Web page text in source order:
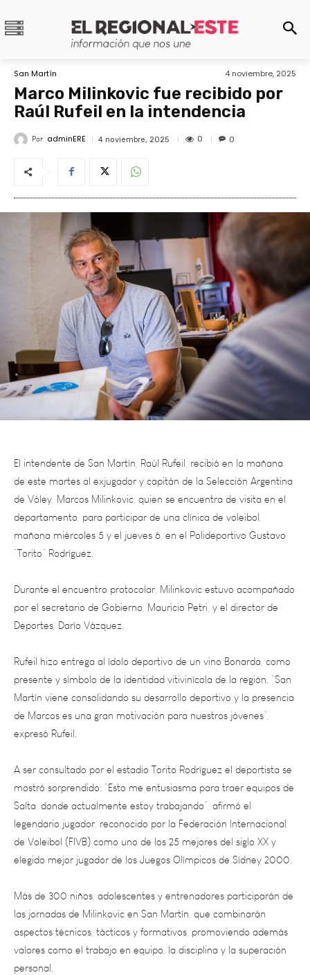
San Martín 4 noviembre, 2025
Marco Milinkovic fue recibido por
Raúl Rufeil en la intendencia
Por adminERE 4 noviembre, 2025 0 0
El intendente de San Martín, Raúl Rufeil, recibió en la mañana
de este martes al exjugador y capitán de la Selección Argentina
de Vóley, Marcos Milinkovic, quien se encuentra de visita en el
departamento, para participar de una clínica de voleibol,
mañana miércoles 5 y el jueves 6, en el Polideportivo Gustavo
“Torito” Rodríguez.
Durante el encuentro protocolar, Milinkovic estuvo acompañado
por el secretario de Gobierno, Mauricio Petri, y el director de
Deportes, Darío Vázquez.
Rufeil hizo entrega al ídolo deportivo de un vino Bonarda, como
presente y símbolo de la identidad vitivinícola de la región. “San
Martín viene consolidando su desarrollo deportivo y la presencia
de Marcos es una gran motivación para nuestros jóvenes”,
expresó Rufeil.
A ser consultado por el estadio Torito Rodríguez el deportista se
mostró sorprendido: “Esto me entusiasma para traer equipos de
Salta, donde actualmente estoy trabajando”, afirmó el
legendario jugador, reconocido por la Federación Internacional
de Voleibol (FIVB) como uno de los 25 mejores del siglo XX y
elegido mejor jugador de los Juegos Olímpicos de Sídney 2000.
Más de 300 niños, adolescentes y entrenadores participarán de
las jornadas de Milinkovic en San Martín, que combinarán
aspectos técnicos, tácticos y formativos, promoviendo además
valores como el trabajo en equipo, la disciplina y la superación
personal.